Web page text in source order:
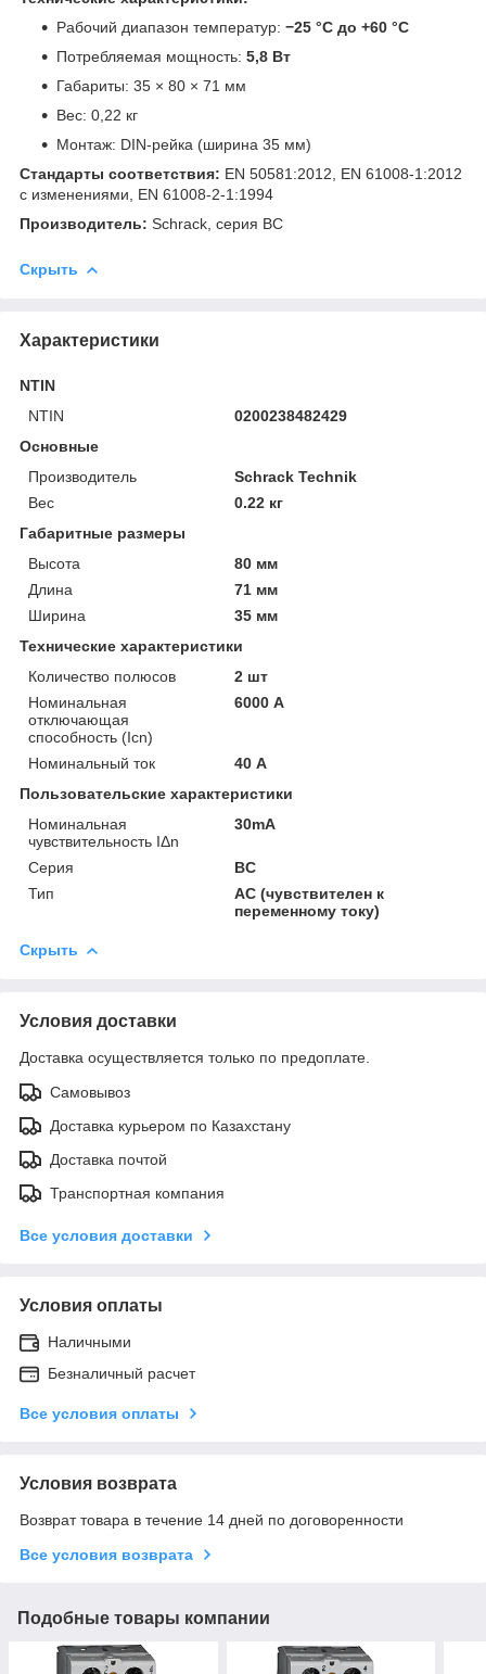
Рабочий диапазон температур: −25 °C до +60 °C
Потребляемая мощность: 5,8 Вт
Габариты: 35 × 80 × 71 мм
Вес: 0,22 кг
Монтаж: DIN-рейка (ширина 35 мм)
Стандарты соответствия: EN 50581:2012, EN 61008-1:2012
с изменениями, EN 61008-2-1:1994
Производитель: Schrack, серия BC
Скрыть
Характеристики
NTIN
NTIN
0200238482429
Основные
Производитель
Schrack Technik
Вес
0.22 кг
Габаритные размеры
Высота
80 мм
Длина
71 мм
Ширина
35 мм
Технические характеристики
Количество полюсов
2 шт
Номинальная
отключающая
способность (Icn)
6000 А
Номинальный ток
40 А
Пользовательские характеристики
Номинальная
чувствительность IΔn
30mA
Серия
BC
Тип
AC (чувствителен к
переменному току)
Скрыть
Условия доставки
Доставка осуществляется только по предоплате.
Самовывоз
Доставка курьером по Казахстану
Доставка почтой
Транспортная компания
Все условия доставки
Условия оплаты
Наличными
Безналичный расчет
Все условия оплаты
Условия возврата
Возврат товара в течение 14 дней по договоренности
Все условия возврата
Подобные товары компании